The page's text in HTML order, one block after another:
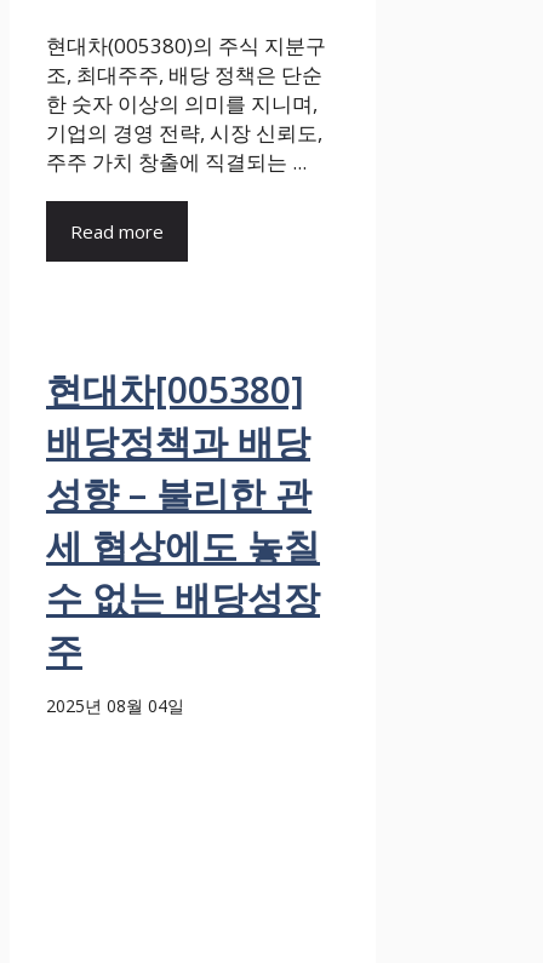
현대차(005380)의 주식 지분구
조, 최대주주, 배당 정책은 단순
한 숫자 이상의 의미를 지니며,
기업의 경영 전략, 시장 신뢰도,
주주 가치 창출에 직결되는 ...
Read more
현대차[005380]
배당정책과 배당
성향 – 불리한 관
세 협상에도 놓칠
수 없는 배당성장
주
2025년 08월 04일